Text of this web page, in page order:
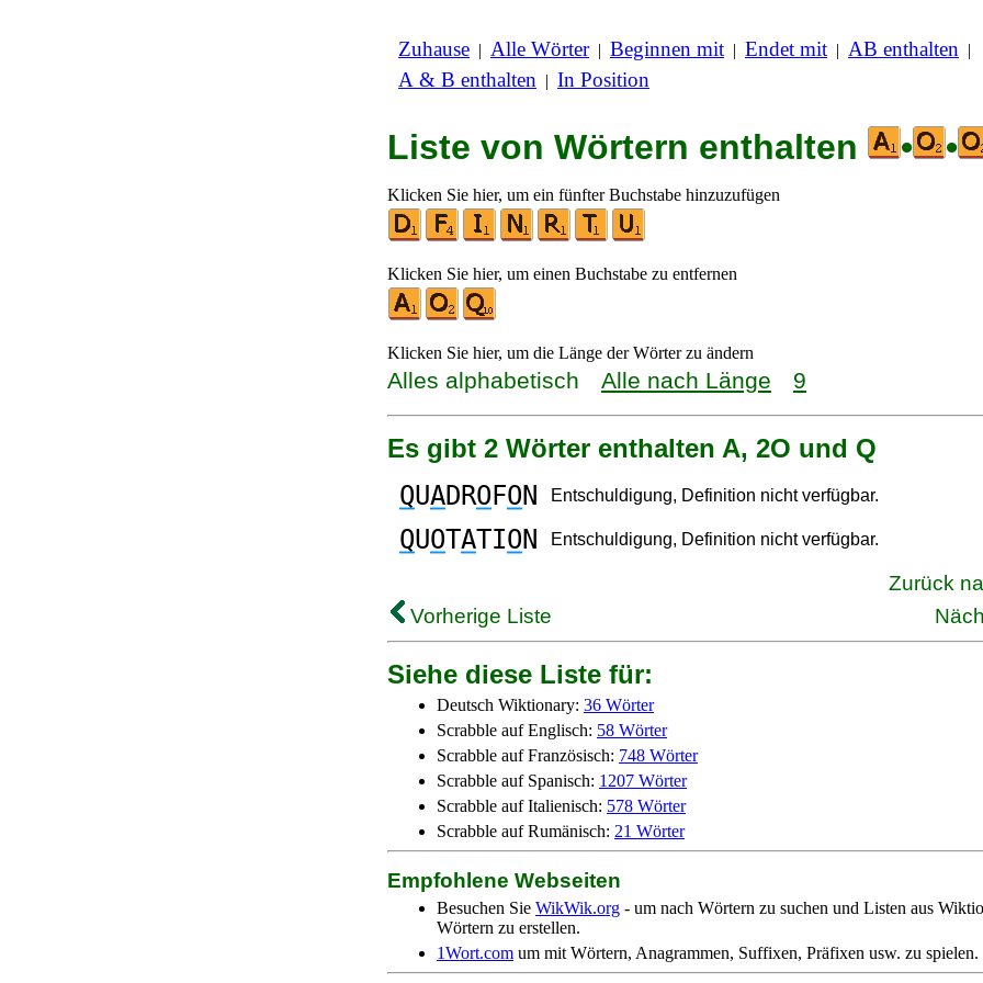
Zuhause | Alle Wörter| Beginnen mit | Endet mit | AB enthalten |
A & B enthalten | In Position
Liste von Wörtern enthalten • •
Klicken Sie hier, um ein fünfter Buchstabe hinzuzufügen
Klicken Sie hier, um einen Buchstabe zu entfernen
Klicken Sie hier, um die Länge der Wörter zu ändern
Alles alphabetisch Alle nach Länge 9
Es gibt 2 Wörter enthalten A, 2O und Q
QUADRO FON Entschuldigung, Definition nicht verfügbar.
QUOTATION Entschuldigung, Definition nicht verfügbar.
Zurück
Vorherige Liste
Siehe diese Liste für:
Deutsch Wiktionary: 36 Wörter
Scrabble auf Englisch: 58 Wörter
Scrabble auf Französisch: 748 Wörter
Scrabble auf Spanisch: 1207 Wörter
Scrabble auf Italienisch: 578 Wörter
Scrabble auf Rumänisch: 21 Wörter
Empfohlene Webseiten
Besuchen Sie WikWik.org - um nach Wörtern zu suchen und Listen aus
Wörtern zu erstellen.
1Wort.com um mit Wörtern, Anagrammen, Suffixen, Präfixen usw. zu spielen.